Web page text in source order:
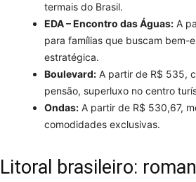
termais do Brasil.
EDA – Encontro das Águas: A
para famílias que buscam bem-
estratégica.
Boulevard: A partir de R$ 535,
pensão, superluxo no centro
Ondas: A partir de R$ 530,67,
comodidades exclusivas.
Litoral brasileiro: